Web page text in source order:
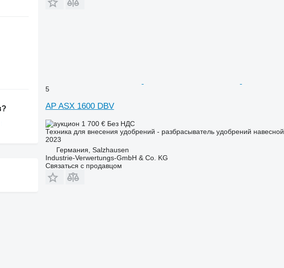
5
AP ASX 1600 DBV
1 700 € Без НДС
Техника для внесения удобрений - разбрасыватель удобрений навесной
2023
Германия, Salzhausen
Industrie-Verwertungs-GmbH & Co. KG
Связаться с продавцом